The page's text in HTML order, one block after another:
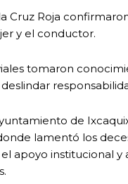
Cruz Roja
y el conductor.
tomaron
de
lamentó los
apoyo institucional y